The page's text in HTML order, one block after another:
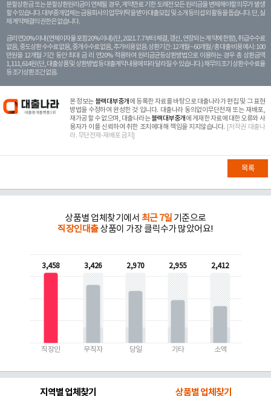
분할상환금 또는 분할상환원리금이 연체될 경우, 계약만료 기한 도래전 모든 원리금을 변제해야할 의무가 발생
할 수 있습니다. 대부중개업체는 금융회사의 업무위탁을 받아 대출모집 및 소개 등의 섭외 활동을 돕습니다. 단, 실
제 계약체결의 권한은 없습니다.
금리 연20% 이내 (연체이자율 포함 20% 이내) (단, 2021. 7. 7부터 체결, 갱신, 연장되는 계 약에 한함), 취급수수료
없음, 중도상환 수수료 없음, 중개수수료 없음, 추가비용 없음. 상환기간 : 12개월 ~ 60개월 / 총 대출 비용 예시 : 100
만원을 12개월 기간 동안 최대 금 리 연20% 적용하여 원리금균등상환방법으로 이용하는 경우 총 상환금액
1,111,614원 (단, 대출상품 및 상환방법 등 대출계약 내용에 따라 달라질 수 있습니다.) 채무의 조기 상환수수료율
등 조기상환조건 없음.
본 정보는 블랙대부중개 에 등록한 자료를 바탕으로 대출나라가 편집 및 그 표현
방법을 수정하여 완성한 것 입니다. 대출나라 동의없이무단전재 또는 재배포,
재가공 할 수 없으며, 대출나라는블랙대부중개 에 게재한 자료에 대한 오류와 사
용자가 이를 신뢰하여 취한 조치에대해 책임을 지지않습니다. [저작권 대출나
라. 무단전재-재배포 금지]
목록
상품별 업체찾기에서 최근 7일 기준으로
직장인대출상품이 가장 클릭수가 많았어요!
3,458
직장인
3,426
무직자
2,970
당일
2,955
기타
2,412
소액
지역별 업체찾기 상품별 업체찾기